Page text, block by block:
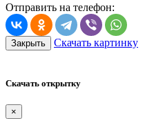
Отправить на телефон:
Закрыть Скачать картинку
Скачать открытку
×